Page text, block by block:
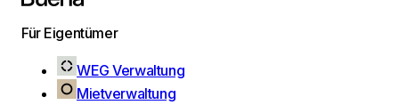
Für Eigentümer
WEG Verwaltung
Mietverwaltung